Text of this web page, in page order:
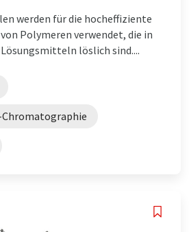
werden für die hocheffiziente
Polymeren verwendet, die in
löslich sind....